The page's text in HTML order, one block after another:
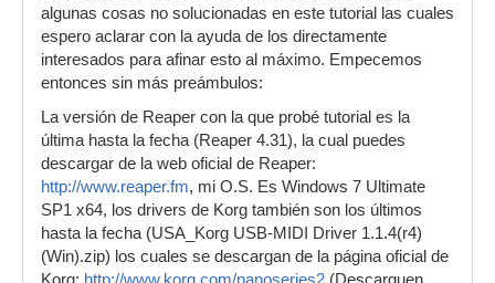
algunas cosas no solucionadas en este tutorial las cuales
espero aclarar con la ayuda de los directamente
interesados para afinar esto al máximo. Empecemos
entonces sin más preámbulos:
La versión de Reaper con la que probé tutorial es la
última hasta la fecha (Reaper 4.31), la cual puedes
descargar de la web oficial de Reaper:
http://www.reaper.fm, mi O.S. Es Windows 7 Ultimate
SP1 x64, los drivers de Korg también son los últimos
hasta la fecha (USA_Korg USB-MIDI Driver 1.1.4(r4)
(Win).zip) los cuales se descargan de la página oficial de